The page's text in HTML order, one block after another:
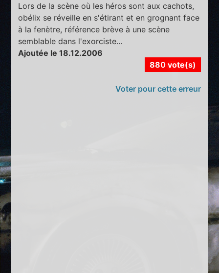
Lors de la scène où les héros sont aux cachots,
obélix se réveille en s'étirant et en grognant face
à la fenètre, référence brève à une scène
semblable dans l'exorciste...
Ajoutée le 18.12.2006
880 vote(s)
Voter pour cette erreur